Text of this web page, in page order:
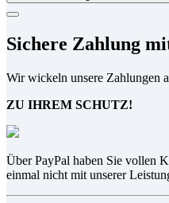
Sichere Zahlung
Wir wickeln unsere Zahlungen
ZU IHREM SCHUTZ!
Über PayPal haben Sie vollen
einmal nicht mit unserer